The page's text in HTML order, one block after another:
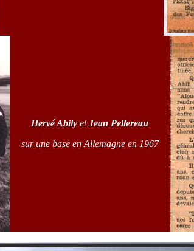
Hervé Abily etJean Pellereau
sur une base en Allemagne en 1967